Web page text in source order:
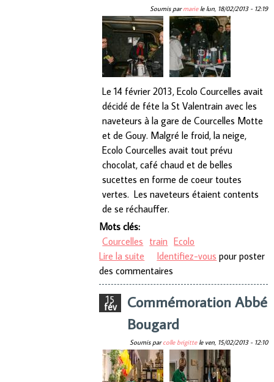
Soumis parmarielelun, 18/02/2013 - 12:19
Le 14 février 2013, Ecolo Courcelles avait
décidé de féte la St Valentrain avec les
naveteurs à la gare de Courcelles Motte
et de Gouy. Malgré le froid, la neige,
Ecolo Courcelles avait tout prévu
chocolat, café chaud et de belles
sucettes en forme de coeur toutes
vertes. Les naveteurs étaient contents
de se réchauffer.
Mots clés:
Courcelles train Ecolo
Lire la suite de Les trains partent en Sucette
Identifiez-vous pour poster
des commentaires
15
fév
Commémoration Abbé
Bougard
Soumis parcolle brigittele ven, 15/02/2013 - 12:10